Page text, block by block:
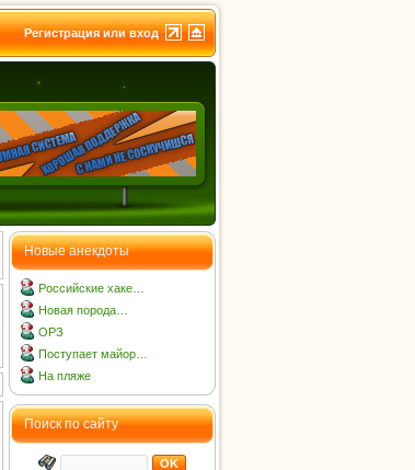
Регистрация или вход
Новые анекдоты
Российские хаке…
Новая порода…
ОРЗ
Поступает майор…
На пляже
Поиск по сайту